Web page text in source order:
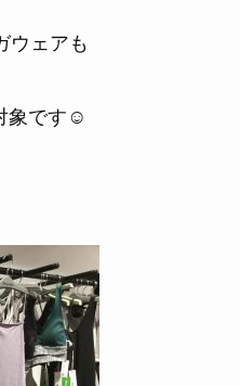
ウェアも
象です☺